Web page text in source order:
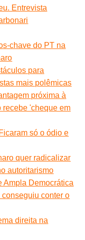
Entrevista
chave do PT na
para
mais polêmicas
próxima à
recebe 'cheque em
só o ódio e
quer radicalizar
autoritarismo
Ampla Democrática
conter o
direita na